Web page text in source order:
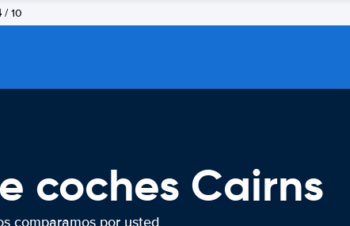
/ 10
coches Cairns
comparamos por usted